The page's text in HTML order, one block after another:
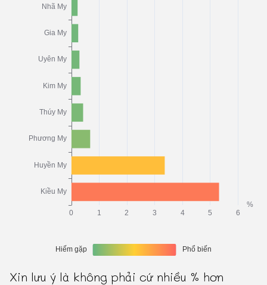
Xin lưu ý là không phải cứ nhiều % hơn